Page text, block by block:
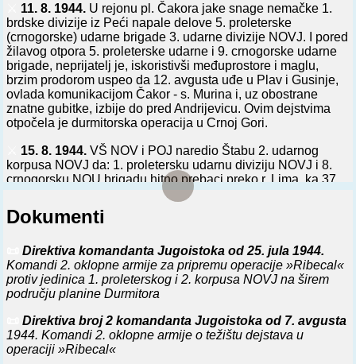
11. 8. 1944. U rejonu pl. Čakora jake snage nemačke 1.
brdske divizije iz Peći napale delove 5. proleterske
(crnogorske) udarne brigade 3. udarne divizije NOVJ. I pored
žilavog otpora 5. proleterske udarne i 9. crnogorske udarne
brigade, neprijatelj je, iskoristivši međuprostore i maglu,
brzim prodorom uspeo da 12. avgusta uđe u Plav i Gusinje,
ovlada komunikacijom Čakor - s. Murina i, uz obostrane
znatne gubitke, izbije do pred Andrijevicu. Ovim dejstvima
otpočela je durmitorska operacija u Crnoj Gori.
15. 8. 1944. VŠ NOV i POJ naredio Štabu 2. udarnog
korpusa NOVJ da: 1. proletersku udarnu diviziju NOVJ i 8.
crnogorsku NOU brigadu hitno prebaci preko r. Lima, ka 37.
udarnoj diviziji NOVJ, s tim da one manevrišu na prostoriji pl.
Zlatar - pl. Golija; da snage 2. udarnog korpusa NOVJ
manevrišu na prostoriji pl. Sinjajevina - pl. Durmitor - pl.
ne uvlači u nove borbe, zbog velikih gubitaka, ali da se s
njim uspostavi radio-veza i kurirska veza, da se ranjenici 2.
udarnog korpusa, 1. proleterske udarne divizije i 12. udarnog
korpusa NOVJ. sa aerodroma kod s. Negobuđe (blizu
⚔️ 22. 8. 1944. Na položajima Štulac-Durmitor-Sedlo jake
snage nemačke 7. SS i 1. brdske divizije napale na jedinice
Dokumenti
Direktiva komandanta Jugoistoka od 25. jula 1944.
Komandi 2. oklopne armije za pripremu operacije »Ribecal«
protiv jedinica 1. proleterskog i 2. korpusa NOVJ na širem
području planine Durmitora
Direktiva broj 2 komandanta Jugoistoka od 7. avgusta
1944. Komandi 2. oklopne armije o težištu dejstava u
operaciji »Ribecal«